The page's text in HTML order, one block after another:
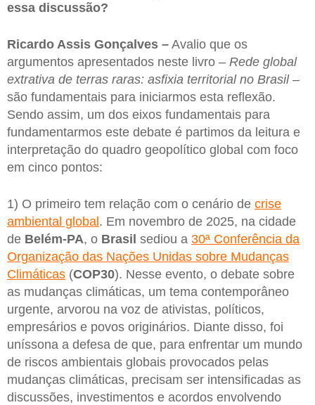
essa discussão?
Ricardo Assis Gonçalves – Avalio que os
argumentos apresentados neste livro – Rede global
extrativa de terras raras: asfixia territorial no Brasil –
são fundamentais para iniciarmos esta reflexão.
Sendo assim, um dos eixos fundamentais para
fundamentarmos este debate é partimos da leitura e
interpretação do quadro geopolítico global com foco
em cinco pontos:
1) O primeiro tem relação com o cenário de crise
ambiental global. Em novembro de 2025, na cidade
de Belém-PA, o Brasil sediou a 30ª Conferência da
Organização das Nações Unidas sobre Mudanças
Climáticas (COP30). Nesse evento, o debate sobre
as mudanças climáticas, um tema contemporâneo
urgente, arvorou na voz de ativistas, políticos,
empresários e povos originários. Diante disso, foi
uníssona a defesa de que, para enfrentar um mundo
de riscos ambientais globais provocados pelas
mudanças climáticas, precisam ser intensificadas as
discussões, investimentos e acordos envolvendo